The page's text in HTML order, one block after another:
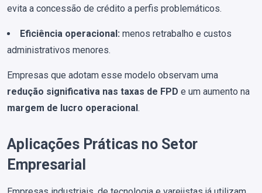
evita a concessão de crédito a perfis problemáticos.
Eficiência operacional: menos retrabalho e custos
administrativos menores.
Empresas que adotam esse modelo observam uma
redução significativa nas taxas de FPD e um aumento na
margem de lucro operacional.
Aplicações Práticas no Setor
Empresarial